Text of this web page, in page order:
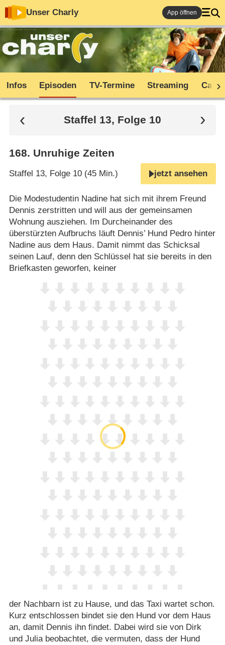
Unser Charly App öffnen
Infos Episoden TV-Termine Streaming Cast
Staffel 13, Folge 10
168. Unruhige Zeiten
Staffel 13, Folge 10 (45 Min.) jetzt ansehen
Die Modestudentin Nadine hat sich mit ihrem Freund
Dennis zerstritten und will aus der gemeinsamen
Wohnung ausziehen. Im Durcheinander des
überstürzten Aufbruchs läuft Dennis’ Hund Pedro hinter
Nadine aus dem Haus. Damit nimmt das Schicksal
seinen Lauf, denn den Schlüssel hat sie bereits in den
Briefkasten geworfen, keiner
der Nachbarn ist zu Hause, und das Taxi wartet schon.
Kurz entschlossen bindet sie den Hund vor dem Haus
an, damit Dennis ihn findet. Dabei wird sie von Dirk
und Julia beobachtet, die vermuten, dass der Hund